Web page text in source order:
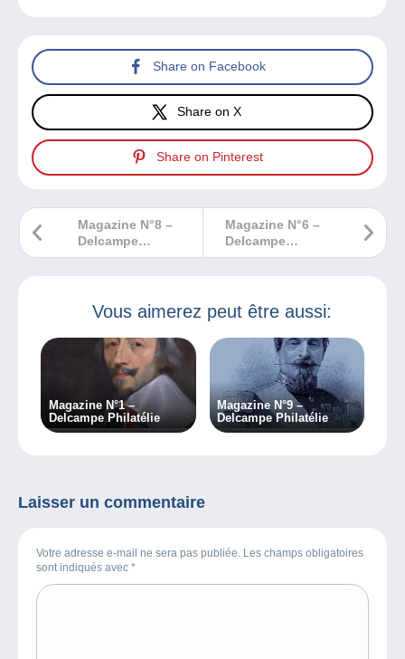
Share on Facebook
Share on X
Share on Pinterest
Magazine N°6 –
Delcampe
Philatélie
Magazine N°8 –
Delcampe
Philatélie
Vous aimerez peut être aussi:
Magazine N°1 –
Delcampe Philatélie
Magazine N°9 –
Delcampe Philatélie
Laisser un commentaire
Votre adresse e-mail ne sera pas publiée. Les champs obligatoires
sont indiqués avec *